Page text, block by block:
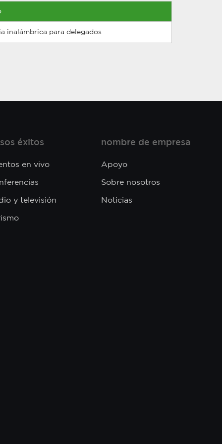
inalámbrica para delegados
éxitos
en vivo
y televisión
nombre de empresa
Apoyo
Sobre nosotros
Noticias